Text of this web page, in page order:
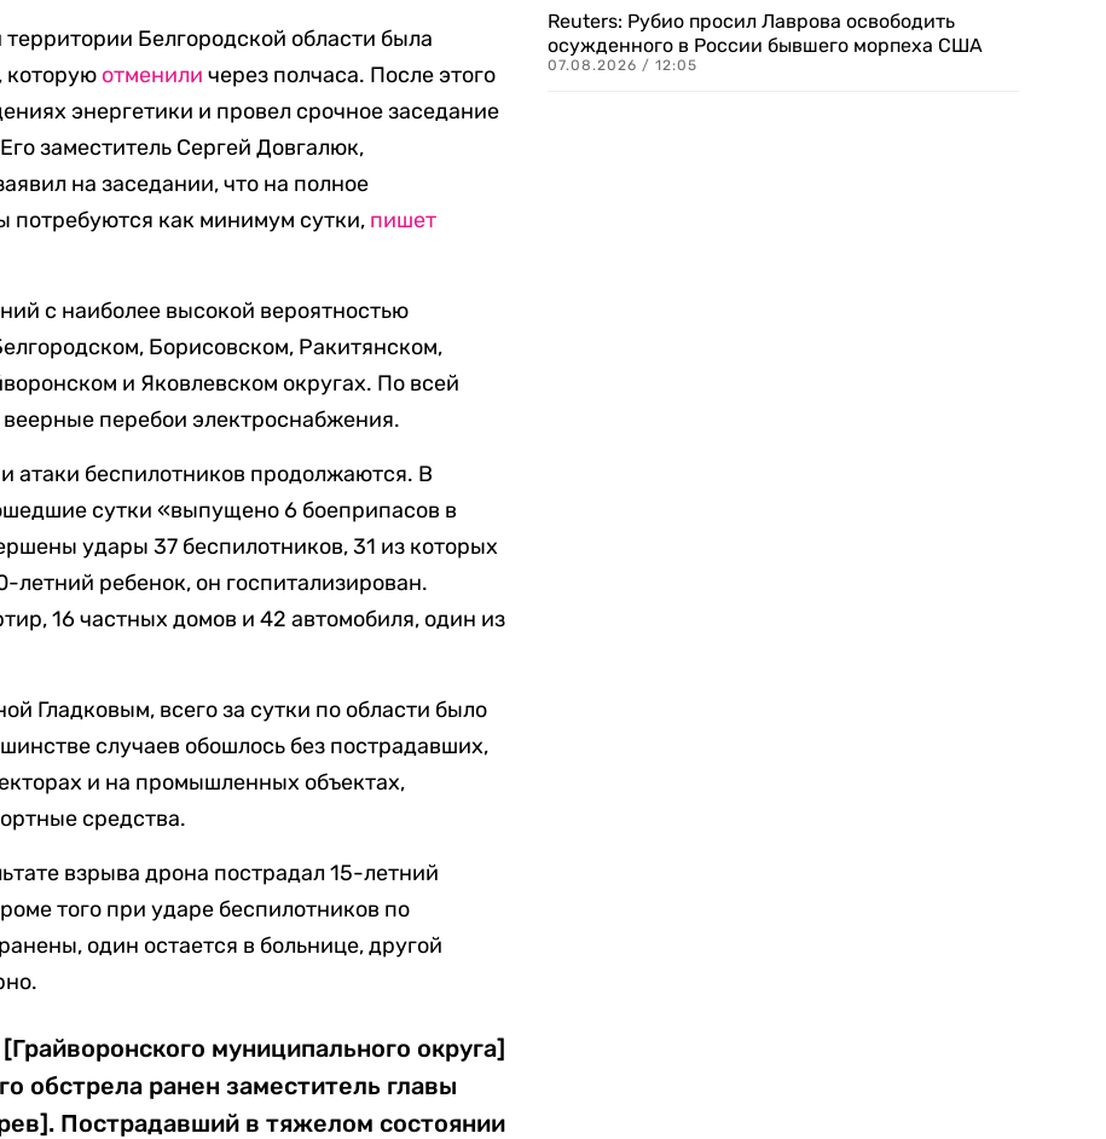
Белгородской области была
которую отменили через полчаса. После этого
энергетики и провел срочное заседание
заместитель Сергей Довгалюк,
на заседании, что на полное
потребуются как минимум сутки, пишет
с наиболее высокой вероятностью
Борисовском, Ракитянском,
и Яковлевском округах. По всей
перебои электроснабжения.
атаки беспилотников продолжаются. В
сутки «выпущено 6 боеприпасов в
удары 37 беспилотников, 31 из которых
летний ребенок, он госпитализирован.
16 частных домов и 42 автомобиля, один из
Гладковым, всего за сутки по области было
случаев обошлось без пострадавших,
и на промышленных объектах,
средства.
взрыва дрона пострадал 15-летний
того при ударе беспилотников по
один остается в больнице, другой
муниципального округа]
обстрела ранен заместитель главы
Пострадавший в тяжелом состоянии
Reuters: Рубио просил Лаврова освободить
осужденного в России бывшего морпеха США
07.08.2026 / 12:05